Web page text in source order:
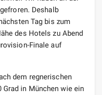
Deshalb
Tag bis zum
des Hotels zu Abend
Finale auf
dem regnerischen
Grad in München wie ein